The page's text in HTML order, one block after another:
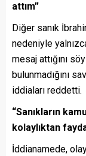
attım”
Diğer sanık
nedeniyle
mesaj attığını
bulunmadığını
iddiaları reddetti.
“Sanıkların
kolaylıktan
İddianamede,